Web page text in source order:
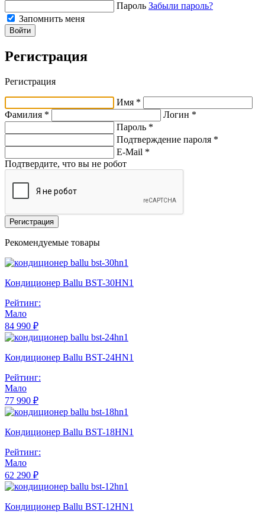
Пароль Забыли пароль?
Запомнить меня
Войти
Регистрация
Регистрация
Имя *
Фамилия *
Логин *
Пароль *
Подтверждение пароля *
E-Mail *
Подтвердите, что вы не робот
Регистрация
Рекомендуемые товары
Кондиционер Ballu BST-30HN1
Рейтинг:
Мало
84 990 ₽
Кондиционер Ballu BST-24HN1
Рейтинг:
Мало
77 990 ₽
Кондиционер Ballu BST-18HN1
Рейтинг:
Мало
62 290 ₽
Кондиционер Ballu BST-12HN1